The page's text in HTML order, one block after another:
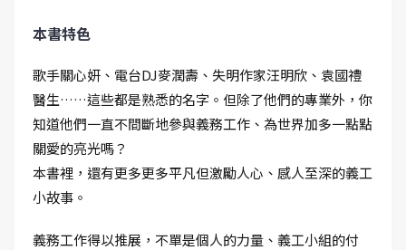
本書特色
歌手關心妍、電台DJ麥潤壽、失明作家汪明欣、袁國禮
醫生……這些都是熟悉的名字。但除了他們的專業外，你
知道他們一直不間斷地參與義務工作、為世界加多一點點
關愛的亮光嗎？
本書裡，還有更多更多平凡但激勵人心、感人至深的義工
小故事。
義務工作得以推展，不單是個人的力量、義工小組的付